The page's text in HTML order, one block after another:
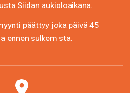
Siidan aukioloaikana.
päättyy joka päivä 45
ennen sulkemista.